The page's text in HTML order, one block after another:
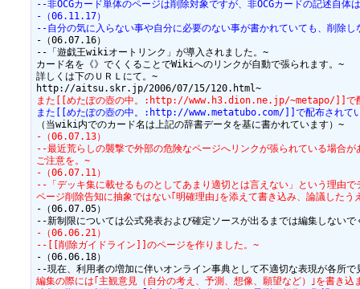
--非OCGカード単体のページは削除対象ですが、非OCGカードの記述自体
-（06.11.17）
--自分の気に入らない事や自分に必要のない事が書かれていても、削除し
-（06.07.16）
--「遊戯王wikiオートリンク」が導入されました。~
カード名を《》でくくることでWikiへのリンクが自動で張られます。~
詳しくは下のＵＲＬにて。~
また[[めたぽの壺の中。:http://www.h3.dion.ne.jp/~metapo/]]で
また[[めたぽの壺の中。:http://www.metatubo.com/]]で配布されて
-（06.07.13）
--最近荒らしの襲撃で外部の危険なページへリンクが張られている場合が
ご注意を。~
-（06.07.11）
--「デッキ集に載せるものとしてあまり適切とは言えない」という理由
ページ削除告知に抽象ではない｢明確理由｣を添えて書き込み、論議したう
-（06.07.05）
-（06.06.21）
--[[削除ガイドライン]]のページを作りました。~
-（06.06.18）
編集の際には｢主観意見（自分の考え、予測、想像、願望など）｣を書き